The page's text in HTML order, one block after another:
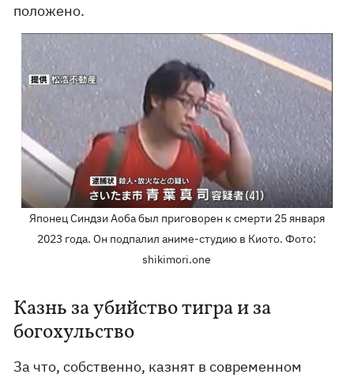
положено.
Японец Синдзи Аоба был приговорен к смерти 25 января
2023 года. Он подпалил аниме-студию в Киото. Фото:
shikimori.one
Казнь за убийство тигра и за
богохульство
За что, собственно, казнят в современном